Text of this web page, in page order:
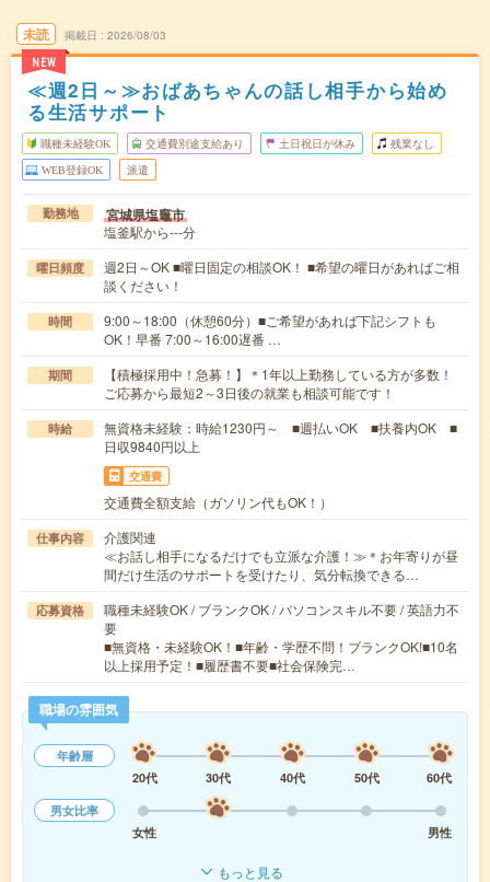
未読
NEW
掲載日 2026/08/03
≪週2日～≫おばあちゃんの話し相手から始め
る生活サポート
職種未経験OK 交通費別途支給あり 土日祝日が休み 残業なし
WEB登録OK 派遣
勤務地 宮城県塩竈市
塩釜駅から---分
曜日頻度
週2日～OK ■曜日固定の相談OK！ ■希望の曜日があればご相
談ください！
時間
9:00～18:00（休憩60分）■ご希望があれば下記シフトも
OK！早番 7:00～16:00遅番 …
期間
【積極採用中！急募！】＊1年以上勤務している方が多数！
ご応募から最短2～3日後の就業も相談可能です！
時給
無資格未経験：時給1230円～ ■週払いOK ■扶養内OK ■
日収9840円以上
交通費
交通費全額支給（ガソリン代もOK！）
仕事内容
介護関連
≪お話し相手になるだけでも立派な介護！≫＊お年寄りが昼
間だけ生活のサポートを受けたり、気分転換できる…
応募資格
職種未経験OK / ブランクOK / パソコンスキル不要 / 英語力不
要
■無資格・未経験OK！■年齢・学歴不問！ブランクOK!■10名
以上採用予定！■履歴書不要■社会保険完…
職場の雰囲気
年齢層
20代
30代 40代 50代
60代
男女比率
女性
男性
もっと見る